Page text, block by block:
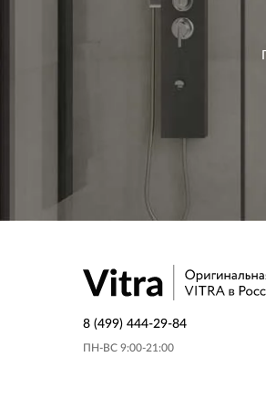
8 (499) 444-29-84
ПН-ВС 9:00-21:00